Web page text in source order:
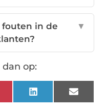
fouten in de
▼
op:
LinkedInEmail